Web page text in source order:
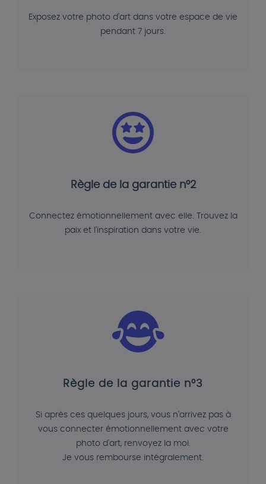
Exposez votre photo d'art dans votre espace de vie
pendant 7 jours.
Règle de la garantie n°2
Connectez émotionnellement avec elle. Trouvez la
paix et l'inspiration dans votre vie.
Règle de la garantie n°3
Si après ces quelques jours, vous n'arrivez pas à
vous connecter émotionnellement avec votre
photo d'art, renvoyez la moi.
Je vous rembourse intégralement.